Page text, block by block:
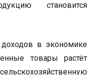
становится
доходов в экономике
товары растёт